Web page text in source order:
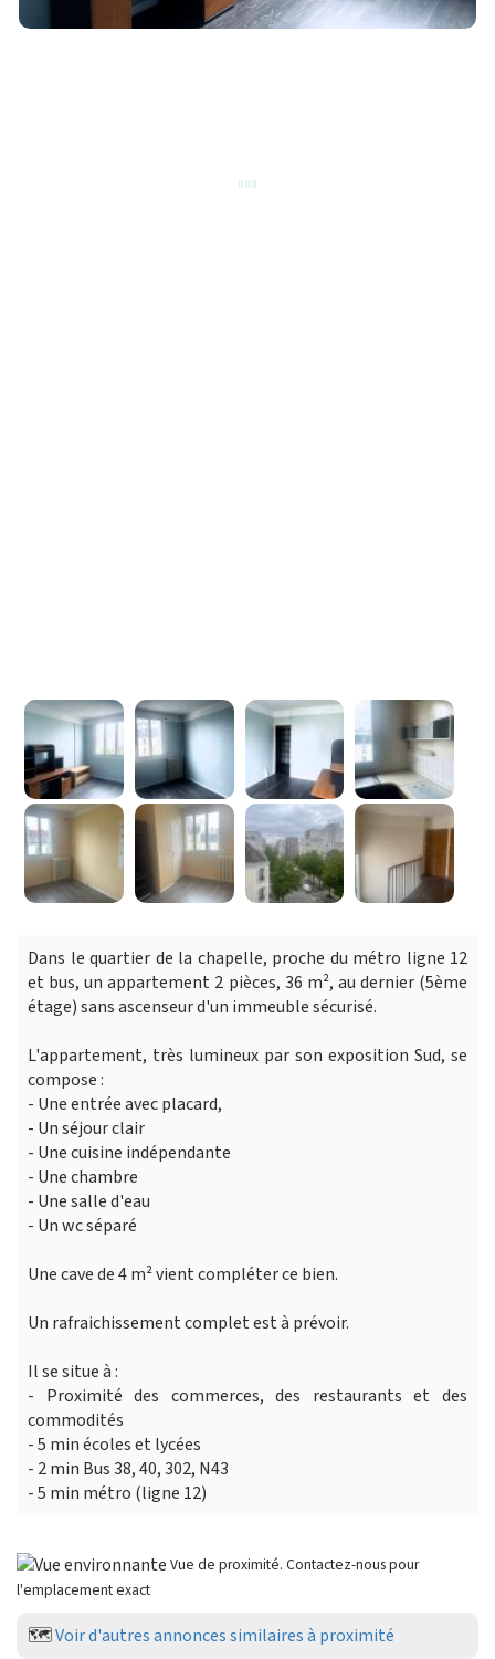
Dans le quartier de la chapelle, proche du métro ligne 12
et bus, un appartement 2 pièces, 36 m², au dernier (5ème
étage) sans ascenseur d'un immeuble sécurisé.
L'appartement, très lumineux par son exposition Sud, se
compose :
- Une entrée avec placard,
- Un séjour clair
- Une cuisine indépendante
- Une chambre
- Une salle d'eau
- Un wc séparé
Une cave de 4 m² vient compléter ce bien.
Un rafraichissement complet est à prévoir.
Il se situe à :
- Proximité des commerces, des restaurants et des
commodités
- 5 min écoles et lycées
- 2 min Bus 38, 40, 302, N43
- 5 min métro (ligne 12)
Vue de proximité. Contactez-nous pour
l'emplacement exact
🗺️Voir d'autres annonces similaires à proximité